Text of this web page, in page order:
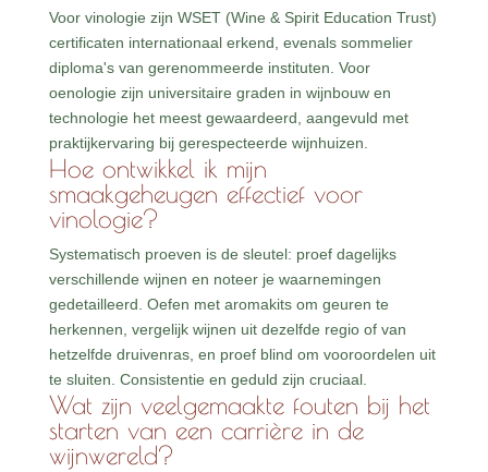
Voor vinologie zijn WSET (Wine & Spirit Education Trust)
certificaten internationaal erkend, evenals sommelier
diploma's van gerenommeerde instituten. Voor
oenologie zijn universitaire graden in wijnbouw en
technologie het meest gewaardeerd, aangevuld met
praktijkervaring bij gerespecteerde wijnhuizen.
Hoe ontwikkel ik mijn
smaakgeheugen effectief voor
vinologie?
Systematisch proeven is de sleutel: proef dagelijks
verschillende wijnen en noteer je waarnemingen
gedetailleerd. Oefen met aromakits om geuren te
herkennen, vergelijk wijnen uit dezelfde regio of van
hetzelfde druivenras, en proef blind om vooroordelen uit
te sluiten. Consistentie en geduld zijn cruciaal.
Wat zijn veelgemaakte fouten bij het
starten van een carrière in de
wijnwereld?